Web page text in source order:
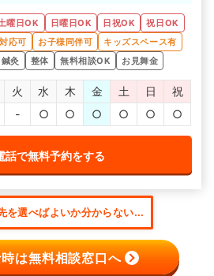
曜日OK 日曜日OK 日祝OK
祝日OK
応可 お子様同伴可
キッズスペース有
鍼灸 整体 無料相談OK お見舞金
火 水 木 金 土 日
祝
- ○ ○ ○ ○ ○ ○
話で無料予約をする
を選べばよいか分からない...
は無料相談窓口へ